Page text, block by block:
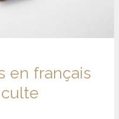
en français